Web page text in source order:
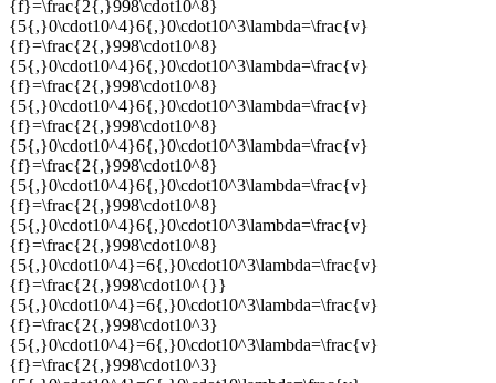
{f}=\frac{2{,}998\cdot10^8}
{5{,}0\cdot10^4}6{,}0\cdot10^3\lambda=\frac{v}
{f}=\frac{2{,}998\cdot10^8}
{5{,}0\cdot10^4}6{,}0\cdot10^3\lambda=\frac{v}
{f}=\frac{2{,}998\cdot10^8}
{5{,}0\cdot10^4}6{,}0\cdot10^3\lambda=\frac{v}
{f}=\frac{2{,}998\cdot10^8}
{5{,}0\cdot10^4}6{,}0\cdot10^3\lambda=\frac{v}
{f}=\frac{2{,}998\cdot10^8}
{5{,}0\cdot10^4}6{,}0\cdot10^3\lambda=\frac{v}
{f}=\frac{2{,}998\cdot10^8}
{5{,}0\cdot10^4}6{,}0\cdot10^3\lambda=\frac{v}
{f}=\frac{2{,}998\cdot10^8}
{5{,}0\cdot10^4}=6{,}0\cdot10^3\lambda=\frac{v}
{f}=\frac{2{,}998\cdot10^{}}
{5{,}0\cdot10^4}=6{,}0\cdot10^3\lambda=\frac{v}
{f}=\frac{2{,}998\cdot10^3}
{5{,}0\cdot10^4}=6{,}0\cdot10^3\lambda=\frac{v}
{f}=\frac{2{,}998\cdot10^3}